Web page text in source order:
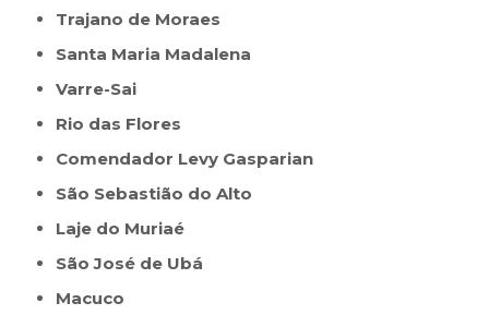
Trajano de Moraes
Santa Maria Madalena
Varre-Sai
Rio das Flores
Comendador Levy Gasparian
São Sebastião do Alto
Laje do Muriaé
São José de Ubá
Macuco